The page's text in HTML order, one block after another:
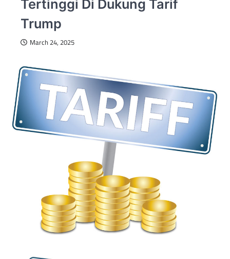
Tertinggi Di Dukung Tarif
Trump
March 24, 2025